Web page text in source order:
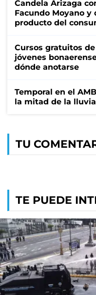
Candela Arizaga
Facundo Moyano
producto del
Cursos gratuitos
jóvenes
dónde anotarse
Temporal en el
la mitad de la
TU
TE PUEDE